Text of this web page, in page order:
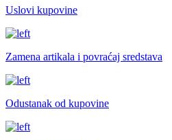
Uslovi kupovine
Zamena artikala i povraćaj sredstava
Odustanak od kupovine